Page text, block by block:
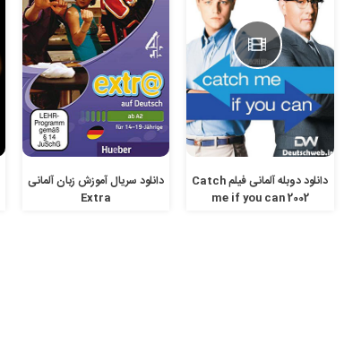
دانلود دوبله آلمانی فیلم Catch
me if you can 2002
دانلود سریال آموزش زبان آلمانی
Extra